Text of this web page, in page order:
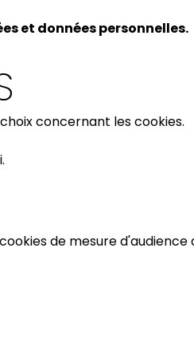
et données personnelles.
concernant les cookies.
de mesure d'audience